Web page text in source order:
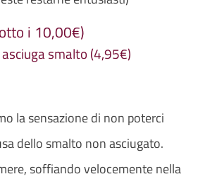
i 10,00€)
smalto (4,95€)
la sensazione di non poterci
dello smalto non asciugato.
soffiando velocemente nella